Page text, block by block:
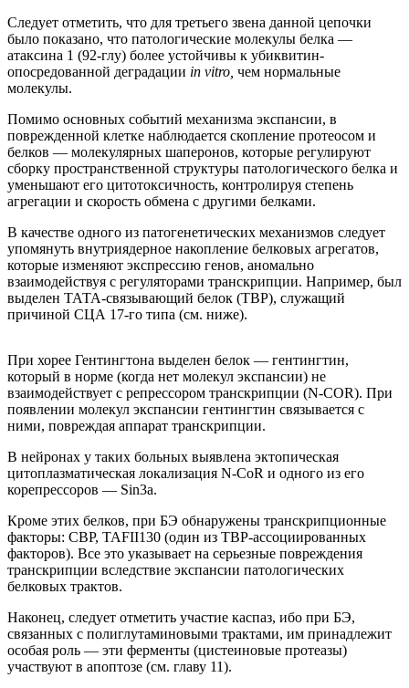
Следует отметить, что для третьего звена данной цепочки
было показано, что патологические молекулы белка —
атаксина 1 (92-глу) более устойчивы к убиквитин-
опосредованной деградации in vitro, чем нормальные
молекулы.
Помимо основных событий механизма экспансии, в
поврежденной клетке наблюдается скопление протеосом и
белков — молекулярных шаперонов, которые регулируют
сборку пространственной структуры патологического белка и
уменьшают его цитотоксичность, контролируя степень
агрегации и скорость обмена с другими белками.
В качестве одного из патогенетических механизмов следует
упомянуть внутриядерное накопление белковых агрегатов,
которые изменяют экспрессию генов, аномально
взаимодействуя с регуляторами транскрипции. Например, был
выделен ТАТА-связывающий белок (ТВР), служащий
причиной СЦА 17-го типа (см. ниже).
При хорее Гентингтона выделен белок — гентингтин,
который в норме (когда нет молекул экспансии) не
взаимодействует с репрессором транскрипции (N-COR). При
появлении молекул экспансии гентингтин связывается с
ними, повреждая аппарат транскрипции.
В нейронах у таких больных выявлена эктопическая
цитоплазматическая локализация N-CoR и одного из его
корепрессоров — Sin3a.
Кроме этих белков, при БЭ обнаружены транскрипционные
факторы: СВР, TAFII130 (один из ТВР-ассоциированных
факторов). Все это указывает на серьезные повреждения
транскрипции вследствие экспансии патологических
белковых трактов.
Наконец, следует отметить участие каспаз, ибо при БЭ,
связанных с полиглутаминовыми трактами, им принадлежит
особая роль — эти ферменты (цистеиновые протеазы)
участвуют в апоптозе (см. главу 11).